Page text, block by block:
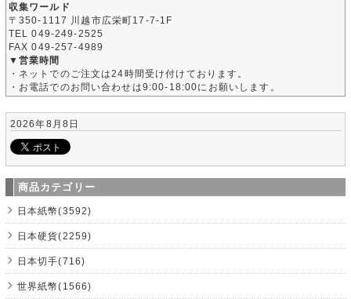
収集ワールド
〒350-1117 川越市広栄町17-7-1F
TEL 049-249-2525
FAX 049-257-4989
▼営業時間
・ネットでのご注文は24時間受け付けております。
・お電話でのお問い合わせは9:00-18:00にお願いします。
2026年8月8日
商品カテゴリー
日本紙幣(3592)
日本硬貨(2259)
日本切手(716)
世界紙幣(1566)